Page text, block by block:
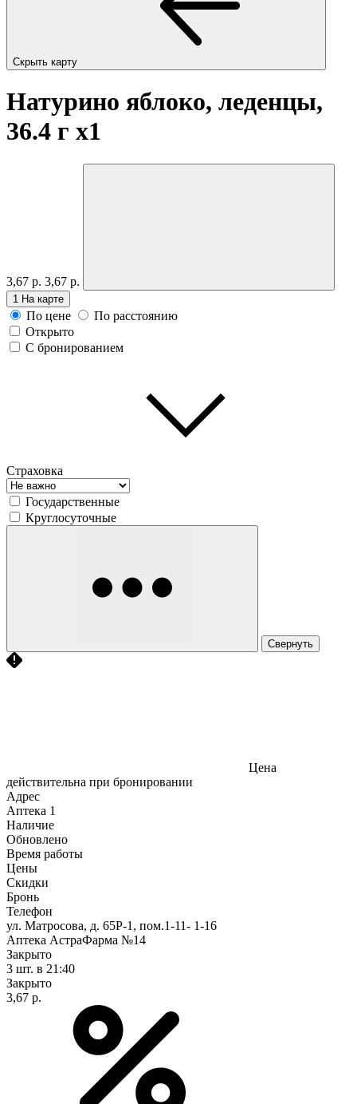
Скрыть карту
Натурино яблоко, леденцы,
36.4 г x1
3,67 р. 3,67 р.
1 На карте
По цене
По расстоянию
Открыто
С бронированием
Страховка
Государственные
Круглосуточные
Свернуть
Цена
действительна при бронировании
Адрес
Аптека 1
Наличие
Обновлено
Время работы
Цены
Скидки
Бронь
Телефон
ул. Матросова, д. 65Р-1, пом.1-11- 1-16
Аптека АстраФарма №14
Закрыто
3 шт. в 21:40
Закрыто
3,67 р.